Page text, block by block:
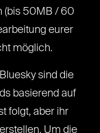
(bis 50MB / 60
eurer
möglich.
sind die
basierend auf
folgt, aber ihr
Um die